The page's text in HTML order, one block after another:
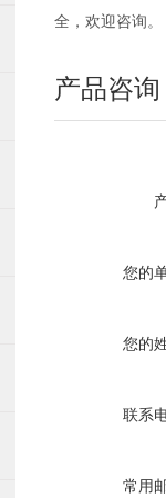
全，欢迎咨询。
产品咨询
您的
您的
联系
常用